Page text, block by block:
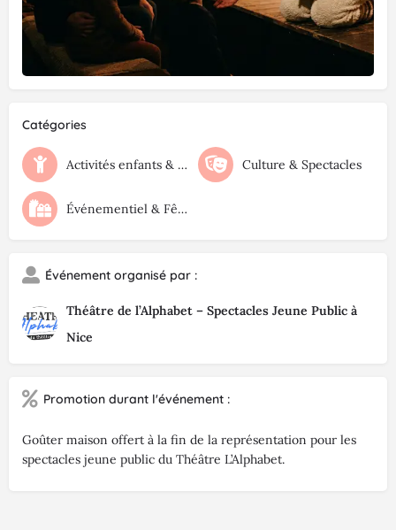
Catégories
Activités enfants & familles Culture & Spectacles
Événementiel & Fêtes
Événement organisé par :
Théâtre de l’Alphabet – Spectacles Jeune Public à
Nice
Promotion durant l'événement :
Goûter maison offert à la fin de la représentation pour les
spectacles jeune public du Théâtre L’Alphabet.